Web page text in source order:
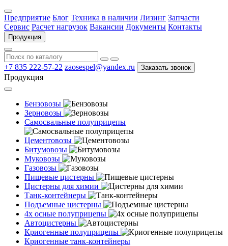
Предприятие Блог Техника в наличии Лизинг Запчасти
Сервис Расчет нагрузок Вакансии Документы Контакты
Продукция
+7 835 222-57-22 zaosespel@yandex.ru Заказать звонок
Продукция
Бензовозы
Зерновозы
Самосвальные полуприцепы
Цементовозы
Битумовозы
Муковозы
Газовозы
Пищевые цистерны
Цистерны для химии
Танк-контейнеры
Подъемные цистерны
4х осные полуприцепы
Автоцистерны
Криогенные полуприцепы
Криогенные танк-контейнеры